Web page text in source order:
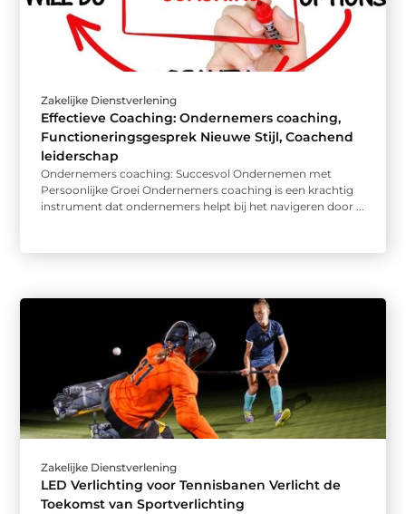
Zakelijke Dienstverlening
Effectieve Coaching: Ondernemers coaching,
Functioneringsgesprek Nieuwe Stijl, Coachend
leiderschap
Ondernemers coaching: Succesvol Ondernemen met
Persoonlijke Groei Ondernemers coaching is een krachtig
instrument dat ondernemers helpt bij het navigeren door ...
Zakelijke Dienstverlening
LED Verlichting voor Tennisbanen Verlicht de
Toekomst van Sportverlichting